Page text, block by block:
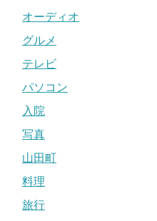
オーディオ
グルメ
テレビ
パソコン
入院
写真
山田町
料理
旅行